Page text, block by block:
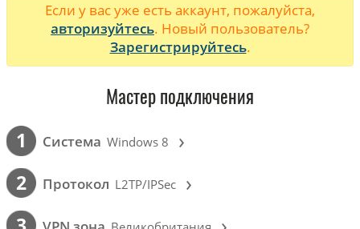
Если у вас уже есть аккаунт, пожалуйста,
авторизуйтесь. Новый пользователь?
Зарегистрируйтесь.
Мастер подключения
1 Cистема Windows 8 ›
2 Протокол L2TP/IPSec ›